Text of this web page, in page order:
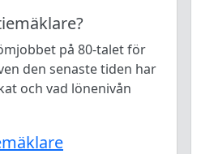
på 80-talet för
den senaste tiden har
och vad lönenivån